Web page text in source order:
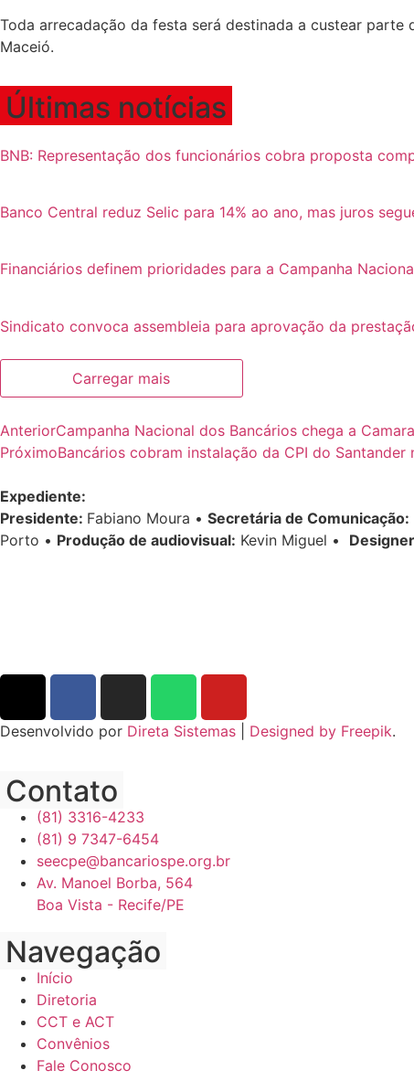
Toda arrecadação da festa será destinada a custear parte
Maceió.
Últimas notícias
BNB: Representação dos funcionários cobra proposta
Banco Central reduz Selic para 14% ao ano, mas juros
Financiários definem prioridades para a Campanha
Sindicato convoca assembleia para aprovação da
Carregar mais
AnteriorCampanha Nacional dos Bancários chega a
PróximoBancários cobram instalação da CPI do Santander
Expediente:
Presidente: Fabiano Moura • Secretária de Comunicação:
Porto • Produção de audiovisual: Kevin Miguel •
Desenvolvido por Direta Sistemas Designed by Freepik.
Contato
(81) 3316-4233
(81) 9 7347-6454
seecpe@bancariospe.org.br
Av. Manoel Borba, 564
Boa Vista - Recife/PE
Navegação
Início
Diretoria
CCT e ACT
Convênios
Fale Conosco